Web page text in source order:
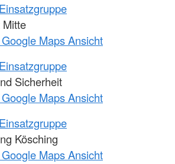
Mitte
Maps Ansicht
Sicherheit
Maps Ansicht
Kösching
Maps Ansicht